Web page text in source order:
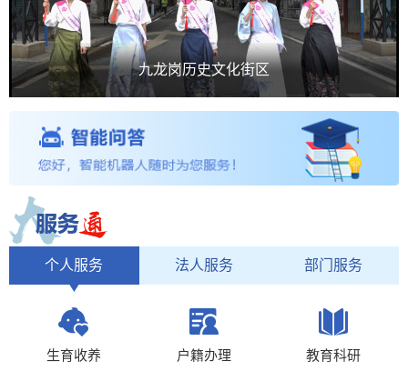
九龙岗历史文化街区
个人服务 法人服务 部门服务
生育收养 户籍办理 教育科研